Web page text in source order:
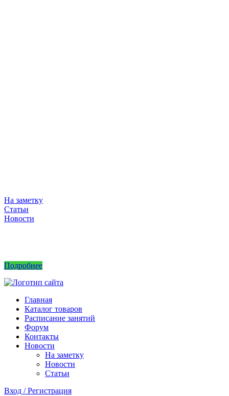
На заметку
Статьи
Новости
Подробнее
Главная
Каталог товаров
Расписание занятий
Форум
Контакты
Новости
На заметку
Новости
Статьи
Вход / Регистрация